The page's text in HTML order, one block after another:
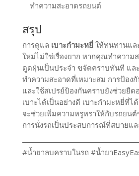
ทำความสะอาดรถยนต์
สรุป
การดูแล เบาะกำมะหยี่ให้ทนทานแล
ใหม่ไม่ใช่เรื่องยาก หากคุณทำความ
ดูดฝุ่นเป็นประจำ ขจัดคราบทันที แล
ทำความสะอาดที่เหมาะสม การป้อง
และใช้สเปรย์ป้องกันคราบยังช่วยยืด
เบาะได้เป็นอย่างดี เบาะกำมะหยี่ที่ไ
จะช่วยเพิ่มความหรูหราให้กับรถยน
การนั่งรถเป็นประสบการณ์ที่สบายแ
#น้ำยาลบคราบในรถ #น้ำยา